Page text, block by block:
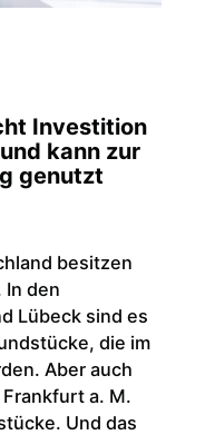
Investition
kann zur
genutzt
besitzen
den
Lübeck sind es
die im
Aber auch
a. M.
Und das